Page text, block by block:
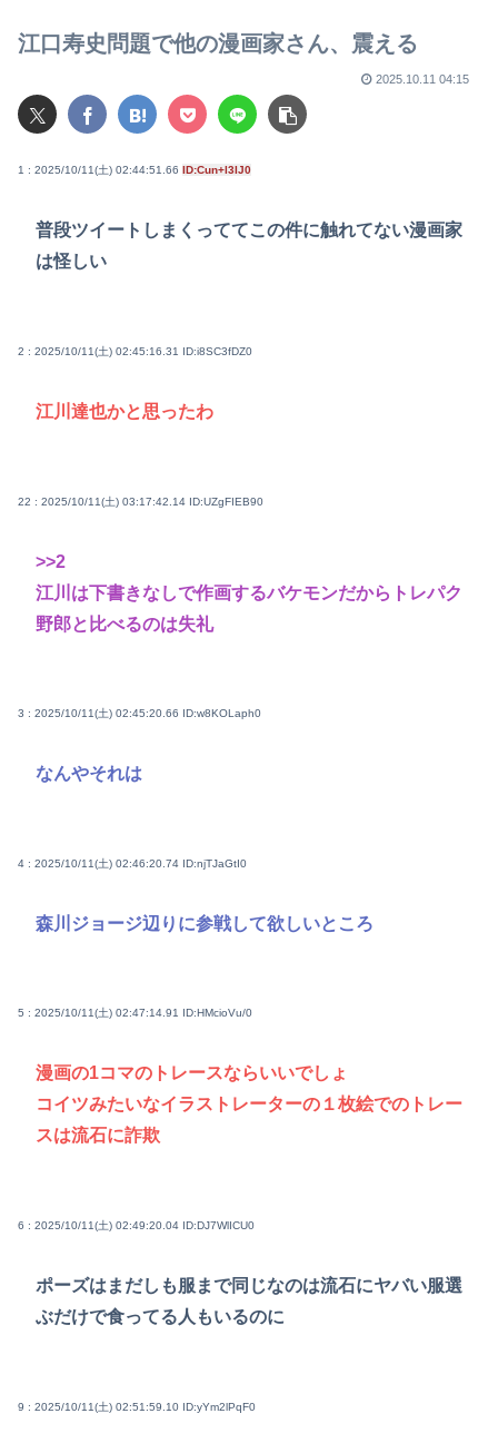
江口寿史問題で他の漫画家さん、震える
2025.10.11 04:15
1 : 2025/10/11(土) 02:44:51.66 ID:Cun+l3IJ0
普段ツイートしまくっててこの件に触れてない漫画家
は怪しい
2 : 2025/10/11(土) 02:45:16.31 ID:i8SC3fDZ0
江川達也かと思ったわ
22 : 2025/10/11(土) 03:17:42.14 ID:UZgFIEB90
>>2
江川は下書きなしで作画するバケモンだからトレパク
野郎と比べるのは失礼
3 : 2025/10/11(土) 02:45:20.66 ID:w8KOLaph0
なんやそれは
4 : 2025/10/11(土) 02:46:20.74 ID:njTJaGtI0
森川ジョージ辺りに参戦して欲しいところ
5 : 2025/10/11(土) 02:47:14.91 ID:HMcioVu/0
漫画の1コマのトレースならいいでしょ
コイツみたいなイラストレーターの１枚絵でのトレー
スは流石に詐欺
6 : 2025/10/11(土) 02:49:20.04 ID:DJ7WlICU0
ポーズはまだしも服まで同じなのは流石にヤバい服選
ぶだけで食ってる人もいるのに
9 : 2025/10/11(土) 02:51:59.10 ID:yYm2lPqF0